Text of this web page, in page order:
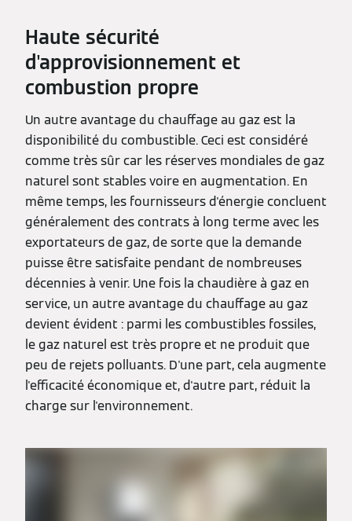
Haute sécurité
d'approvisionnement et
combustion propre
Un autre avantage du chauffage au gaz est la
disponibilité du combustible. Ceci est considéré
comme très sûr car les réserves mondiales de gaz
naturel sont stables voire en augmentation. En
même temps, les fournisseurs d'énergie concluent
généralement des contrats à long terme avec les
exportateurs de gaz, de sorte que la demande
puisse être satisfaite pendant de nombreuses
décennies à venir. Une fois la chaudière à gaz en
service, un autre avantage du chauffage au gaz
devient évident : parmi les combustibles fossiles,
le gaz naturel est très propre et ne produit que
peu de rejets polluants. D'une part, cela augmente
l'efficacité économique et, d'autre part, réduit la
charge sur l'environnement.